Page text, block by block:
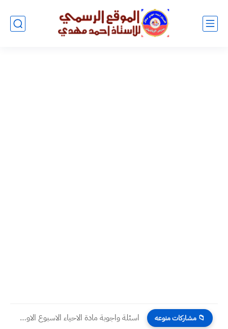
📁 مشاركات منوعه اسئلة واجوبة مادة الاحياء الاسبوع الاول للعام 2023 للصف السادس...